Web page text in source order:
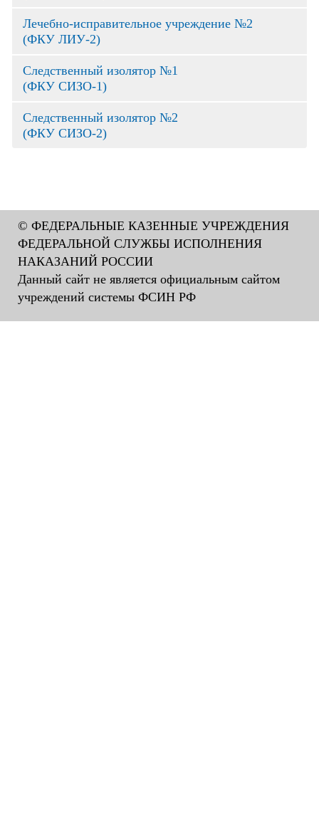
Лечебно-исправительное учреждение №2
(ФКУ ЛИУ-2)
Следственный изолятор №1
(ФКУ СИЗО-1)
Следственный изолятор №2
(ФКУ СИЗО-2)
© ФЕДЕРАЛЬНЫЕ КАЗЕННЫЕ УЧРЕЖДЕНИЯ
ФЕДЕРАЛЬНОЙ СЛУЖБЫ ИСПОЛНЕНИЯ
НАКАЗАНИЙ РОССИИ
Данный сайт не является официальным сайтом
учреждений системы ФСИН РФ